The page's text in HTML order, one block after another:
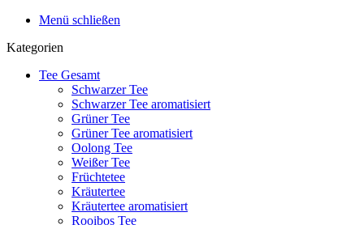
Menü schließen
Kategorien
Tee Gesamt
Schwarzer Tee
Schwarzer Tee aromatisiert
Grüner Tee
Grüner Tee aromatisiert
Oolong Tee
Weißer Tee
Früchtetee
Kräutertee
Kräutertee aromatisiert
Rooibos Tee